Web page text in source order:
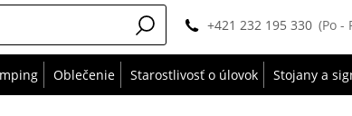
+421 232 195 330 (Po -
Oblečenie Starostlivosť o úlovok Stojany a